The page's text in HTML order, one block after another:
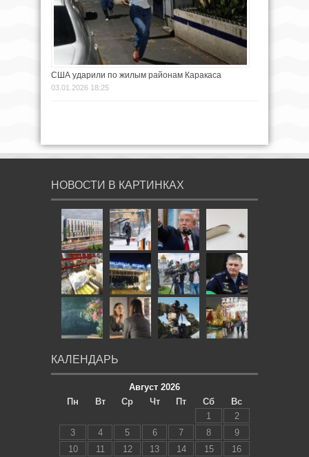
США ударили по жилым районам Каракаса
03.01.2026 18:25
НОВОСТИ В КАРТИНКАХ
КАЛЕНДАРЬ
Август 2026
Пн
Вт Ср Чт Пт Сб
Вс
1
2
3
4 5 6 7 8
9
10
11 12 13 14 15
16